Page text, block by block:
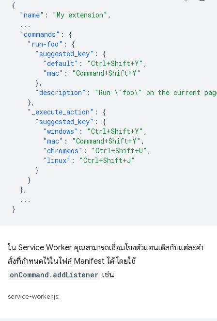
{
"name" : "My extension" ,
...
"commands" :
{
"run-foo" :
{
"suggested_key" :
{
"default" : "Ctrl+Shift+Y" ,
"mac" :
"Command+Shift+Y"
},
"description" :
"Run \"foo\" on the current
},
"_execute_action" :
{
"suggested_key" :
{
"windows" : "Ctrl+Shift+Y" ,
"mac" : "Command+Shift+Y" ,
"chromeos" : "Ctrl+Shift+U" ,
"linux" :
"Ctrl+Shift+J"
}
}
},
...
}
ใน Service Worker คุณสามารถเชื่อมโยงตัวแฮนเดิลกับแต่ละคำ
สั่งที่กำหนดไว้ในไฟล์ Manifest ได้ โดยใช้
onCommand.addListener เช่น
service-worker.js: